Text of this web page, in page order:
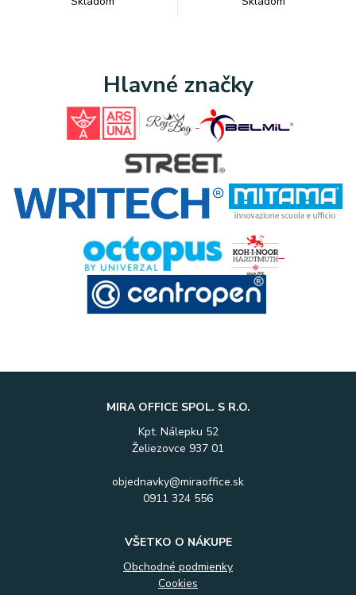
Hlavné značky
MIRA OFFICE SPOL. S R.O.
Kpt. Nálepku 52
Želiezovce 937 01
objednavky@miraoffice.sk
0911 324 556
VŠETKO O NÁKUPE
Obchodné podmienky
Cookies